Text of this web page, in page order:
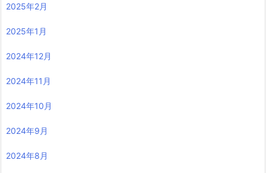
2025年2月
2025年1月
2024年12月
2024年11月
2024年10月
2024年9月
2024年8月